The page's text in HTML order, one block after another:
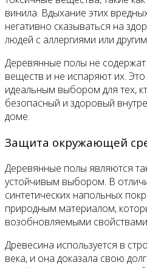
винила. Вдыхание этих
негативно сказываться на
людей с аллергиями или
Деревянные полы не
веществ и не испаряют их.
идеальным выбором для тех,
безопасный и здоровый
доме.
Защита окружающей
Деревянные полы являются
устойчивым выбором. В
синтетических напольных
природным материалом,
возобновляемыми
Древесина используется в
века, и она доказала свою